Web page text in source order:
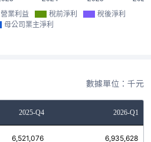
營業利益 稅前淨利
稅後淨利
母公司業主淨利
數據單位：千元
2025-Q4 2026-Q1
6,521,076 6,935,628